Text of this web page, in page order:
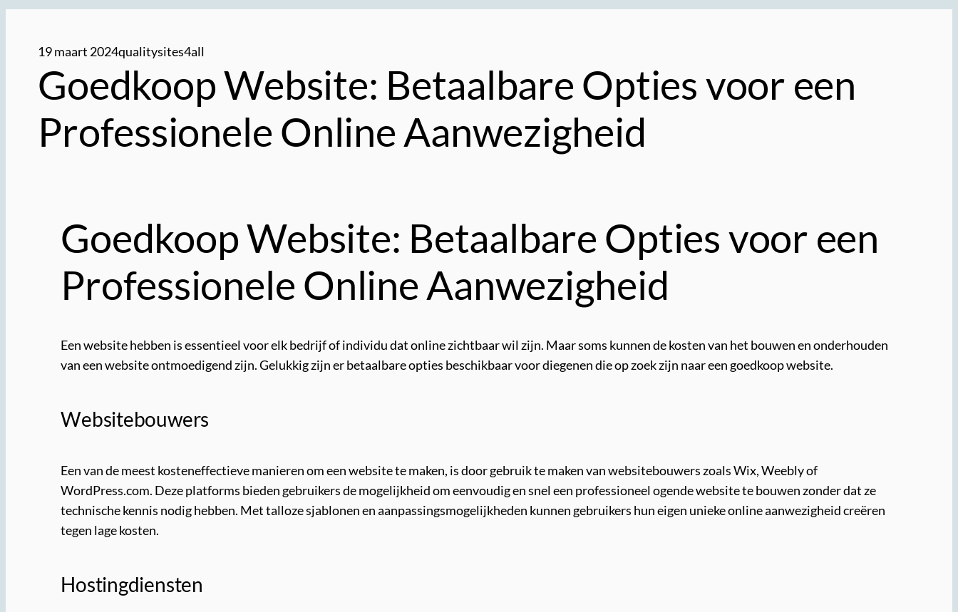
19 maart 2024qualitysites4all
Goedkoop Website: Betaalbare Opties voor een
Professionele Online Aanwezigheid
Goedkoop Website: Betaalbare Opties voor een
Professionele Online Aanwezigheid
Een website hebben is essentieel voor elk bedrijf of individu dat online zichtbaar wil zijn. Maar soms kunnen de kosten van het bouwen en onderhouden
van een website ontmoedigend zijn. Gelukkig zijn er betaalbare opties beschikbaar voor diegenen die op zoek zijn naar een goedkoop website.
Websitebouwers
Een van de meest kosteneffectieve manieren om een website te maken, is door gebruik te maken van websitebouwers zoals Wix, Weebly of
WordPress.com. Deze platforms bieden gebruikers de mogelijkheid om eenvoudig en snel een professioneel ogende website te bouwen zonder dat ze
technische kennis nodig hebben. Met talloze sjablonen en aanpassingsmogelijkheden kunnen gebruikers hun eigen unieke online aanwezigheid creëren
tegen lage kosten.
Hostingdiensten